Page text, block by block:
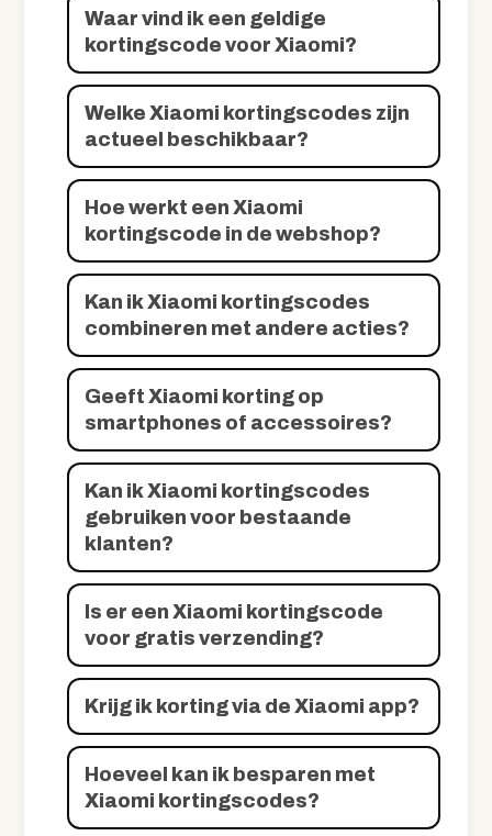
Waar vind ik een geldige
kortingscode voor Xiaomi?
Welke Xiaomi kortingscodes zijn
actueel beschikbaar?
Hoe werkt een Xiaomi
kortingscode in de webshop?
Kan ik Xiaomi kortingscodes
combineren met andere acties?
Geeft Xiaomi korting op
smartphones of accessoires?
Kan ik Xiaomi kortingscodes
gebruiken voor bestaande
klanten?
Is er een Xiaomi kortingscode
voor gratis verzending?
Krijg ik korting via de Xiaomi app?
Hoeveel kan ik besparen met
Xiaomi kortingscodes?